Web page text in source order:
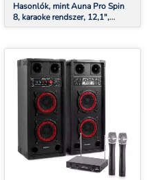
Hasonlók, mint Auna Pro Spin
8, karaoke rendszer, 12,1",
érintőképernyő, 2 UHF
HDMI